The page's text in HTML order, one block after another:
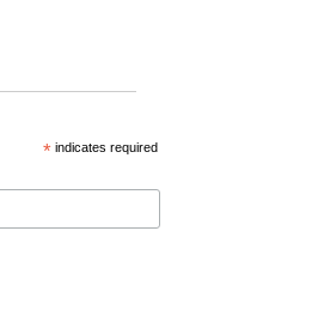
*indicates required